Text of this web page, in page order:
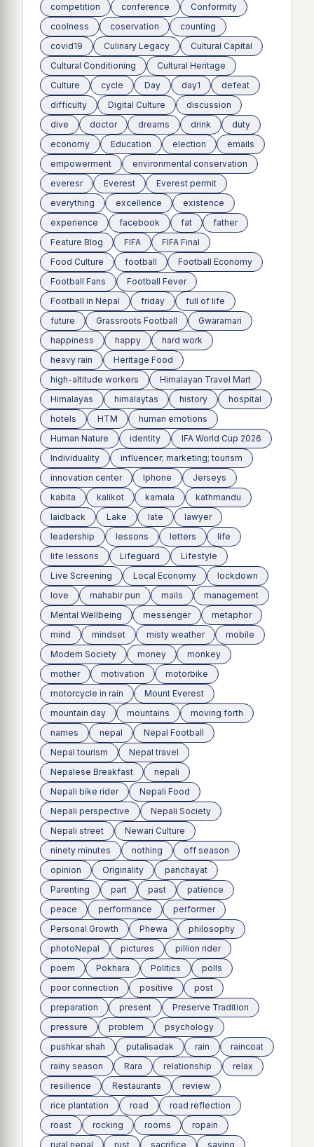
competition
conference
Conformity
coolness
coservation
counting
covid19
Culinary Legacy
Cultural Capital
Cultural Conditioning
Cultural Heritage
Culture
cycle Day day1
defeat
difficulty
Digital Culture
discussion
dive
doctor dreams drink
duty
economy
Education election
emails
empowerment
environmental conservation
everesr
Everest
Everest permit
everything
excellence
existence
experience
facebook fat
father
Feature Blog
FIFA
FIFA Final
Food Culture
football
Football Economy
Football Fans
Football Fever
Football in Nepal
friday
full of life
future
Grassroots Football
Gwaramari
happiness
happy
hard work
heavy rain
Heritage Food
high-altitude workers
Himalayan Travel Mart
Himalayas
himalaytas history
hospital
hotels
HTM
human emotions
Human Nature
identity
IFA World Cup 2026
Individuality
influencer; marketing; tourism
innovation center
Iphone
Jerseys
kabita
kalikot kamala
kathmandu
laidback
Lake late
lawyer
leadership
lessons letters
life
life lessons
Lifeguard
Lifestyle
Live Screening
Local Economy
lockdown
love
mahabir pun mails
management
Mental Wellbeing
messenger
metaphor
mind
mindset misty weather
mobile
Modern Society
money
monkey
mother
motivation
motorbike
motorcycle in rain
Mount Everest
mountain day
mountains
moving forth
names
nepal
Nepal Football
Nepal tourism
Nepal travel
Nepalese Breakfast
nepali
Nepali bike rider
Nepali Food
Nepali perspective
Nepali Society
Nepali street
Newari Culture
ninety minutes
nothing
off season
opinion
Originality
panchayat
Parenting
part past
patience
peace
performance
performer
Personal Growth
Phewa
philosophy
photoNepal
pictures
pillion rider
poem
Pokhara Politics
polls
poor connection
positive
post
preparation
present
Preserve Tradition
pressure
problem
psychology
pushkar shah
putalisadak rain
raincoat
rainy season
Rara relationship
relax
resilience
Restaurants
review
rice plantation
road
road reflection
roast
rocking rooms
ropain
rural nepal
rust sacrifice saying